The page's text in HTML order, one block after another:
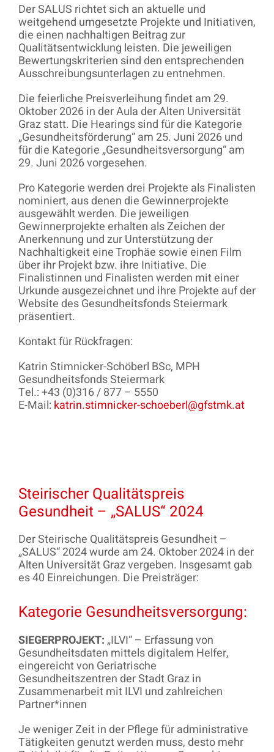
Der SALUS richtet sich an aktuelle und
weitgehend umgesetzte Projekte und Initiativen,
die einen nachhaltigen Beitrag zur
Qualitätsentwicklung leisten. Die jeweiligen
Bewertungskriterien sind den entsprechenden
Ausschreibungsunterlagen zu entnehmen.
Die feierliche Preisverleihung findet am 29.
Oktober 2026 in der Aula der Alten Universität
Graz statt. Die Hearings sind für die Kategorie
„Gesundheitsförderung“ am 25. Juni 2026 und
für die Kategorie „Gesundheitsversorgung“ am
29. Juni 2026 vorgesehen.
Pro Kategorie werden drei Projekte als Finalisten
nominiert, aus denen die Gewinnerprojekte
ausgewählt werden. Die jeweiligen
Gewinnerprojekte erhalten als Zeichen der
Anerkennung und zur Unterstützung der
Nachhaltigkeit eine Trophäe sowie einen Film
über ihr Projekt bzw. ihre Initiative. Die
Finalistinnen und Finalisten werden mit einer
Urkunde ausgezeichnet und ihre Projekte auf der
Website des Gesundheitsfonds Steiermark
präsentiert.
Kontakt für Rückfragen:
Katrin Stimnicker-Schöberl BSc, MPH
Gesundheitsfonds Steiermark
Tel.: +43 (0)316 / 877 – 5550
E-Mail: katrin.stimnicker-schoeberl@gfstmk.at
Steirischer Qualitätspreis
Gesundheit – „SALUS“ 2024
Der Steirische Qualitätspreis Gesundheit –
„SALUS“ 2024 wurde am 24. Oktober 2024 in der
Alten Universität Graz vergeben. Insgesamt gab
es 40 Einreichungen. Die Preisträger:
Kategorie Gesundheitsversorgung:
SIEGERPROJEKT:„ILVI“ – Erfassung von
Gesundheitsdaten mittels digitalem Helfer,
eingereicht von Geriatrische
Gesundheitszentren der Stadt Graz in
Zusammenarbeit mit ILVI und zahlreichen
Partner*innen
Je weniger Zeit in der Pflege für administrative
Tätigkeiten genutzt werden muss, desto mehr